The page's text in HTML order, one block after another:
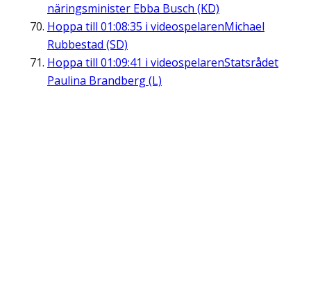
näringsminister Ebba Busch (KD)
Hoppa till 01:08:35 i videospelarenMichael
Rubbestad (SD)
Hoppa till 01:09:41 i videospelarenStatsrådet
Paulina Brandberg (L)